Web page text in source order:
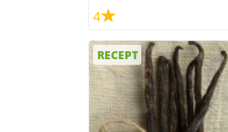
4
RECEPT